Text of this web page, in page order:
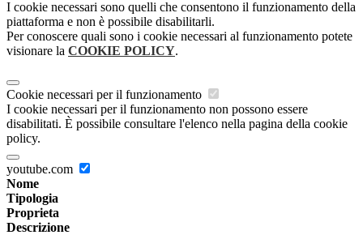
I cookie necessari sono quelli che consentono il funzionamento della
piattaforma e non è possibile disabilitarli.
Per conoscere quali sono i cookie necessari al funzionamento potete
visionare la COOKIE POLICY.
Cookie necessari per il funzionamento
I cookie necessari per il funzionamento non possono essere
disabilitati. È possibile consultare l'elenco nella pagina della cookie
policy.
youtube.com
Nome
Tipologia
Proprieta
Descrizione